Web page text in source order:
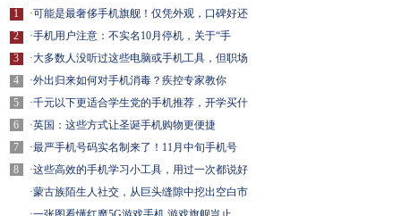
1
2
3
4
5
6
7
8
·可能是最奢侈手机旗舰！仅凭外观，口碑好还
·手机用户注意：不实名10月停机，关于“手
·大多数人没听过这些电脑或手机工具，但职场
·外出归来如何对手机消毒？疾控专家教你
·千元以下更适合学生党的手机推荐，开学买什
·英国：这些方式让圣诞手机购物更便捷
·最严手机号码实名制来了！11月中旬手机号
·这些高效的手机学习小工具，用过一次都说好
·蒙古族陌生人社交，从巨头缝隙中挖出空白市